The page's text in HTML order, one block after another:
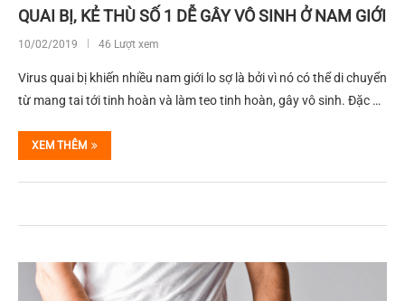
QUAI BỊ, KẺ THÙ SỐ 1 DỄ GÂY VÔ SINH Ở NAM GIỚI
10/02/2019 46 Lượt xem
Virus quai bị khiến nhiều nam giới lo sợ là bởi vì nó có thể di chuyển
từ mang tai tới tinh hoàn và làm teo tinh hoàn, gây vô sinh. Đặc …
XEM THÊM